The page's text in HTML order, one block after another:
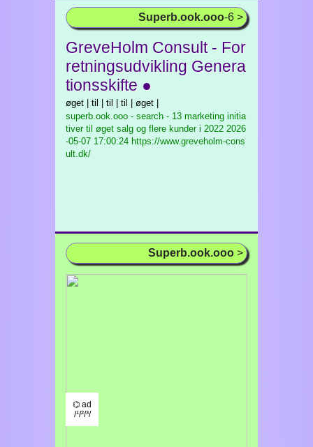
Superb.ook.ooo-6 >
GreveHolm Consult - For
retningsudvikling Genera
tionsskifte ●
øget | til | til | til | øget |
superb.ook.ooo - search - 13 marketing initia
tiver til øget salg og flere kunder i 2022 2026
-05-07 17:00:24 https://www.greveholm-cons
ult.dk/
Superb.ook.ooo >
⌬ ad
/¹/²/³/